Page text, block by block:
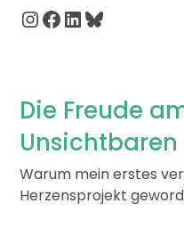
Instagram
Facebook
LinkedIn
Bluesky
Die Freude
Unsichtbaren
Warum mein erstes
Herzensprojekt